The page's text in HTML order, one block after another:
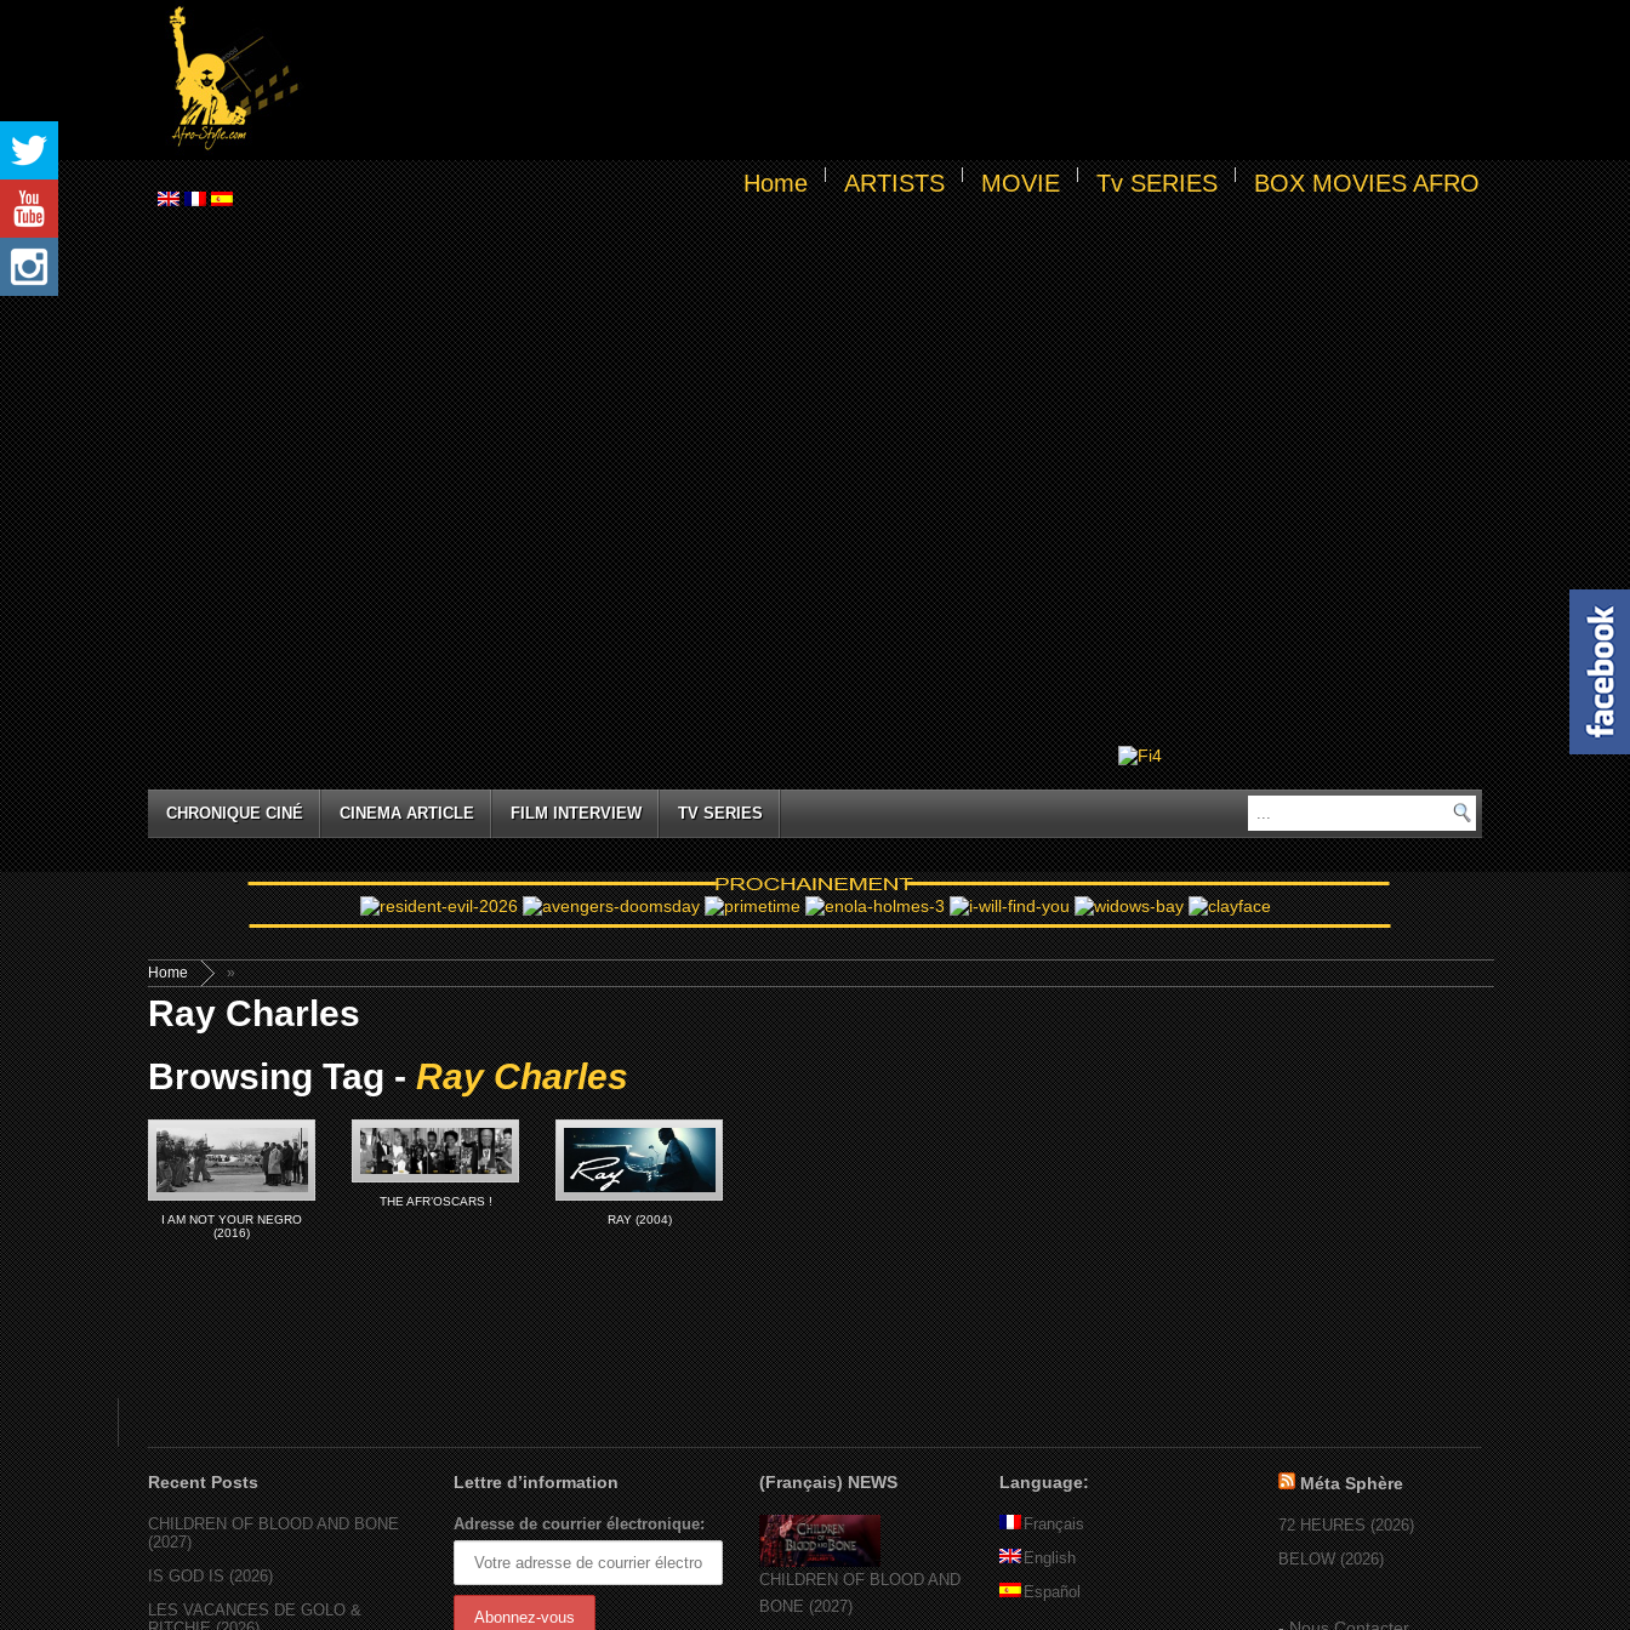
Home ARTISTS MOVIE Tv SERIES BOX MOVIES AFRO
CHRONIQUE CINÉ CINEMA ARTICLE FILM INTERVIEW TV SERIES
Home »
Ray Charles
Browsing Tag -Ray Charles
I AM NOT YOUR NEGRO
(2016)
THE AFR’OSCARS !
RAY (2004)
Recent Posts
CHILDREN OF BLOOD AND BONE
(2027)
IS GOD IS (2026)
LES VACANCES DE GOLO &
Lettre d’information
Adresse de courrier électronique:
(Français) NEWS
CHILDREN OF BLOOD AND
BONE (2027)
Language:
Français
English
Español
Méta Sphère
72 HEURES (2026)
BELOW (2026)